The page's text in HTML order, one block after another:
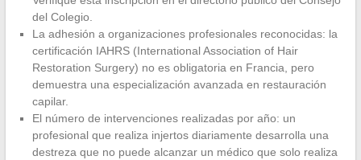
del Colegio.
La adhesión a organizaciones profesionales reconocidas: la
certificación IAHRS (International Association of Hair
Restoration Surgery) no es obligatoria en Francia, pero
demuestra una especialización avanzada en restauración
capilar.
El número de intervenciones realizadas por año: un
profesional que realiza injertos diariamente desarrolla una
destreza que no puede alcanzar un médico que solo realiza